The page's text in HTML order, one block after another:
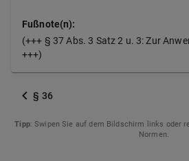
Fußnote(n):
(+++ § 37 Abs. 3 Satz 2 u. 3: Zur
+++)
§ 36
Tipp: Swipen Sie auf dem Bildschirm links oder
Normen.